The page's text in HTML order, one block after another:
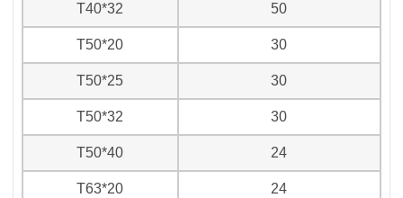
T40*32 50
T50*20 30
T50*25 30
T50*32 30
T50*40 24
T63*20 24